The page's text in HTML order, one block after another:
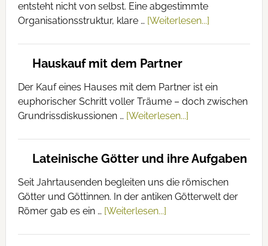
entsteht nicht von selbst. Eine abgestimmte
Organisationsstruktur, klare … [Weiterlesen...]
Hauskauf mit dem Partner
Der Kauf eines Hauses mit dem Partner ist ein
euphorischer Schritt voller Träume – doch zwischen
Grundrissdiskussionen … [Weiterlesen...]
Lateinische Götter und ihre Aufgaben
Seit Jahrtausenden begleiten uns die römischen
Götter und Göttinnen. In der antiken Götterwelt der
Römer gab es ein … [Weiterlesen...]